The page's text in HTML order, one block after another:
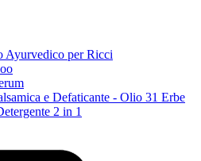
Ayurvedico per Ricci
e Defaticante - Olio 31 Erbe
2 in 1